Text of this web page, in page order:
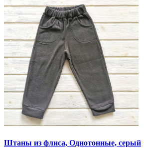
Штаны из флиса, Однотонные, серый